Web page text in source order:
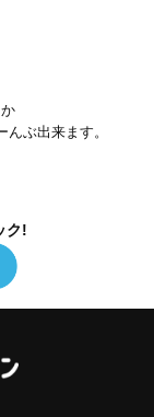
ぶ出来ます。
ク!